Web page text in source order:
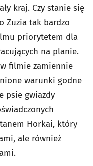
kraj. Czy stanie się
Zuzia tak bardzo
priorytetem dla
na planie.
filmie zamiennie
warunki godne
psie gwiazdy
Horkai, który
ale również